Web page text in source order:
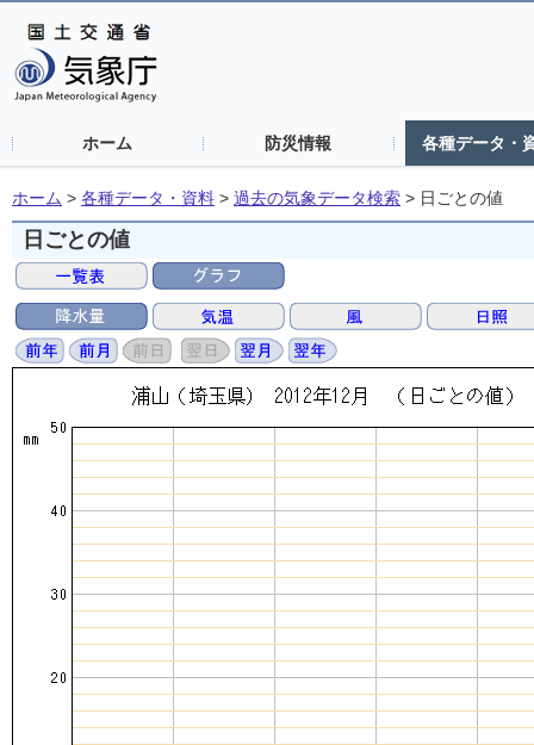
ホーム 防災情報 各種データ・
ホーム > 各種データ・資料 > 過去の気象データ検索 > 日ごとの値
日ごとの値